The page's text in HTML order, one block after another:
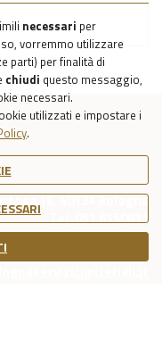
necessari per
vorremmo utilizzare
parti) per finalità di
chiudi questo messaggio,
necessari.
utilizzati e impostare i
.
18, 40134 Bologna
Tel. 051 6150811
Imp. BO 03079781203
Int. Vers. €39.215,69